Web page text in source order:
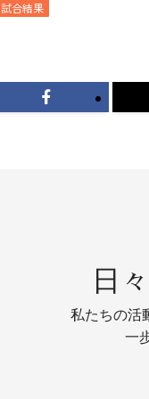
試合結果
日
私たちの活
一